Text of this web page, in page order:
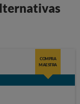
COMPRA
MAESTRA